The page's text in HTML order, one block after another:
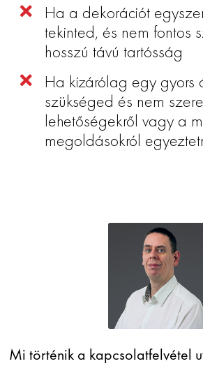
Ha a dekorációt
tekinted, és nem fontos
hosszú távú tartósság
Ha kizárólag egy gyors
szükséged és nem
lehetőségekről vagy a
megoldásokról
Mi történik a kapcsolatfelvétel